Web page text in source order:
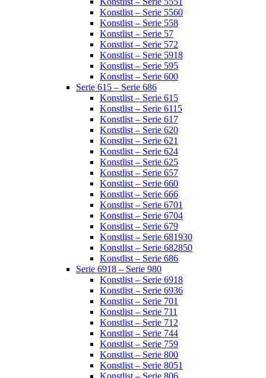
Konstlist – Serie 5560
Konstlist – Serie 558
Konstlist – Serie 57
Konstlist – Serie 572
Konstlist – Serie 5918
Konstlist – Serie 595
Konstlist – Serie 600
Serie 615 – Serie 686
Konstlist – Serie 615
Konstlist – Serie 6115
Konstlist – Serie 617
Konstlist – Serie 620
Konstlist – Serie 621
Konstlist – Serie 624
Konstlist – Serie 625
Konstlist – Serie 657
Konstlist – Serie 660
Konstlist – Serie 666
Konstlist – Serie 6701
Konstlist – Serie 6704
Konstlist – Serie 679
Konstlist – Serie 681930
Konstlist – Serie 682850
Konstlist – Serie 686
Serie 6918 – Serie 980
Konstlist – Serie 6918
Konstlist – Serie 6936
Konstlist – Serie 701
Konstlist – Serie 711
Konstlist – Serie 712
Konstlist – Serie 744
Konstlist – Serie 759
Konstlist – Serie 800
Konstlist – Serie 8051
Konstlist – Serie 806